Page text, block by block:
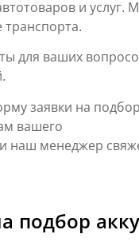
и услуг.
транспорта.
для ваших
заявки на
вашего
наш менеджер
подбор